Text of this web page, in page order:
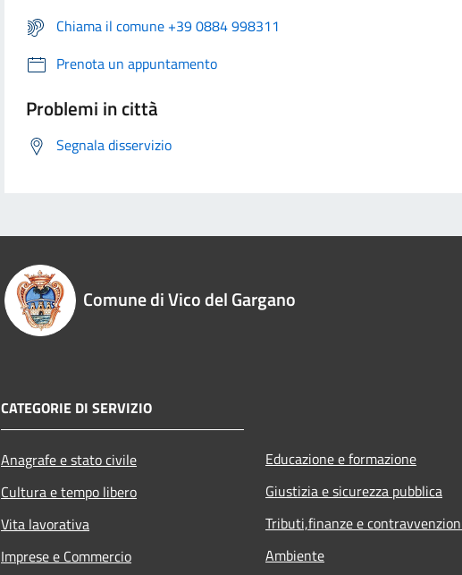
Chiama il comune +39 0884 998311
Prenota un appuntamento
Problemi in città
Segnala disservizio
Comune di Vico del Gargano
CATEGORIE DI SERVIZIO
Anagrafe e stato civile
Cultura e tempo libero
Vita lavorativa
Imprese e Commercio
Educazione e formazione
Giustizia e sicurezza pubblica
Tributi,finanze e
Ambiente